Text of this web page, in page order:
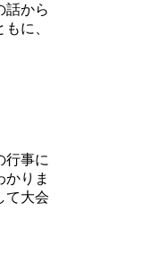
話から
に、
行事に
りま
て大会